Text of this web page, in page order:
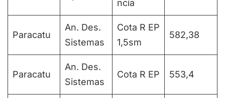
ncia
Paracatu
An. Des.
Sistemas
Cota R EP
1,5sm
582,38
Paracatu
An. Des.
Sistemas
Cota R EP 553,4